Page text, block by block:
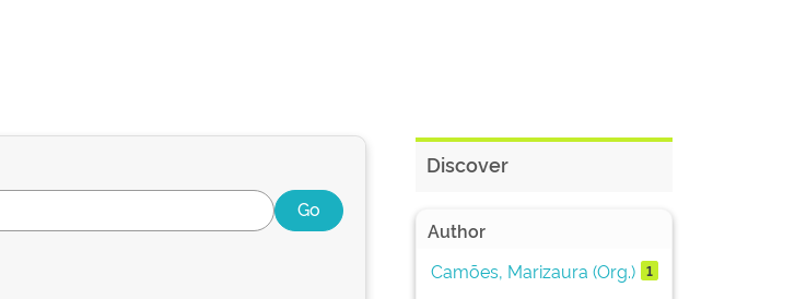
Discover
Author
Camões, Marizaura (Org.)
1